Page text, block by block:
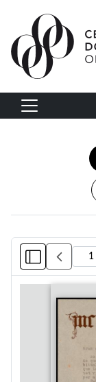
Vés al contingut
Navegació